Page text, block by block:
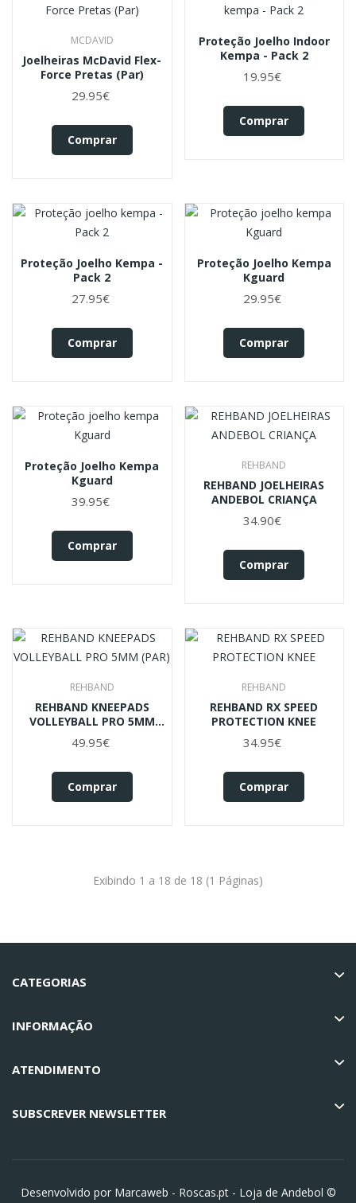
MCDAVID
Joelheiras McDavid Flex-
Force Pretas (Par)
29.95€
Comprar
Proteção Joelho Indoor
Kempa - Pack 2
19.95€
Comprar
Proteção Joelho Kempa -
Pack 2
27.95€
Comprar
Proteção Joelho Kempa
Kguard
29.95€
Comprar
Proteção Joelho Kempa
Kguard
39.95€
Comprar
REHBAND
REHBAND JOELHEIRAS
ANDEBOL CRIANÇA
34.90€
Comprar
REHBAND
REHBAND KNEEPADS
VOLLEYBALL PRO 5MM
(PAR)
49.95€
Comprar
REHBAND
REHBAND RX SPEED
PROTECTION KNEE
34.95€
Comprar
Exibindo 1 a 18 de 18 (1 Páginas)
CATEGORIAS
INFORMAÇÃO
ATENDIMENTO
SUBSCREVER NEWSLETTER
Desenvolvido por Marcaweb - Roscas.pt - Loja de Andebol ©